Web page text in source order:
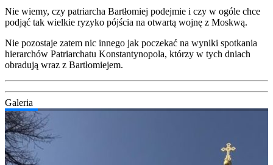
Nie wie­my, czy patriar­cha Bar­tło­miej podej­mie i czy w ogó­le chce
pod­jąć tak wiel­kie ryzy­ko pój­ścia na otwar­tą woj­nę z Moskwą.
Nie pozo­sta­je zatem nic inne­go jak pocze­kać na wyni­ki spo­tka­nia
hie­rar­chów Patriar­cha­tu Kon­stan­ty­no­po­la, któ­rzy w tych dniach
obra­du­ją wraz z Bar­tło­mie­jem.
Gale­ria